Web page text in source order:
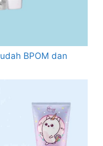
BPOM dan